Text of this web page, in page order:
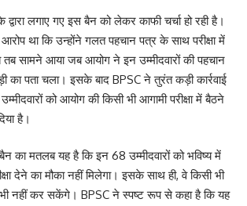
लगाए गए इस बैन को लेकर काफी चर्चा हो रही है।
था कि उन्होंने गलत पहचान पत्र के साथ परीक्षा में
तब सामने आया जब आयोग ने इन उम्मीदवारों की पहचान
का पता चला। इसके बाद BPSC ने तुरंत कड़ी कार्रवाई
को आयोग की किसी भी आगामी परीक्षा में बैठने
है।
का मतलब यह है कि इन 68 उम्मीदवारों को भविष्य में
देने का मौका नहीं मिलेगा। इसके साथ ही, वे किसी भी
भी नहीं कर सकेंगे। BPSC ने स्पष्ट रूप से कहा है कि यह